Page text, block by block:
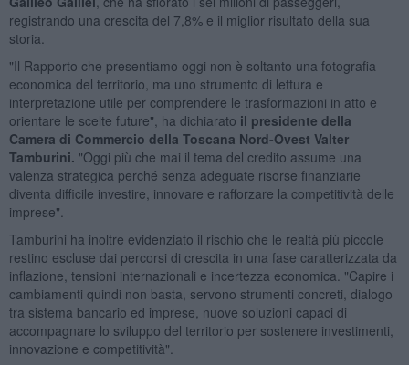
registrando una crescita del 7,8% e il miglior risultato della sua
storia.
"Il Rapporto che presentiamo oggi non è soltanto una fotografia
economica del territorio, ma uno strumento di lettura e
interpretazione utile per comprendere le trasformazioni in atto e
orientare le scelte future", ha dichiarato il presidente della
Camera di Commercio della Toscana Nord-Ovest Valter
Tamburini. "Oggi più che mai il tema del credito assume una
valenza strategica perché senza adeguate risorse finanziarie
diventa difficile investire, innovare e rafforzare la competitività delle
imprese".
Tamburini ha inoltre evidenziato il rischio che le realtà più piccole
restino escluse dai percorsi di crescita in una fase caratterizzata da
inflazione, tensioni internazionali e incertezza economica. "Capire i
cambiamenti quindi non basta, servono strumenti concreti, dialogo
tra sistema bancario ed imprese, nuove soluzioni capaci di
accompagnare lo sviluppo del territorio per sostenere investimenti,
innovazione e competitività".